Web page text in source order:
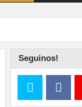
Seguinos!